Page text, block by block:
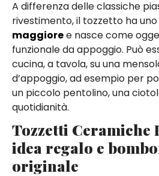
A differenza delle classiche
rivestimento, il tozzetto ha uno
maggioree nasce come
funzionale da appoggio. Può
cucina, a tavola, su una
d’appoggio, ad esempio per
un piccolo pentolino, una
quotidianità.
Tozzetti Ceramiche
idea regalo e
originale